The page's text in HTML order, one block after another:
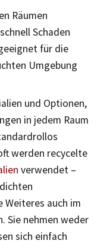
Räumen
Schaden
für die
Umgebung
und Optionen,
in jedem Raum
werden recycelte
verwendet –
Weiteres auch im
Sie nehmen weder
sich einfach